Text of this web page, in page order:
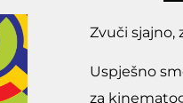
Zvuči sjajno,
Uspješno
za